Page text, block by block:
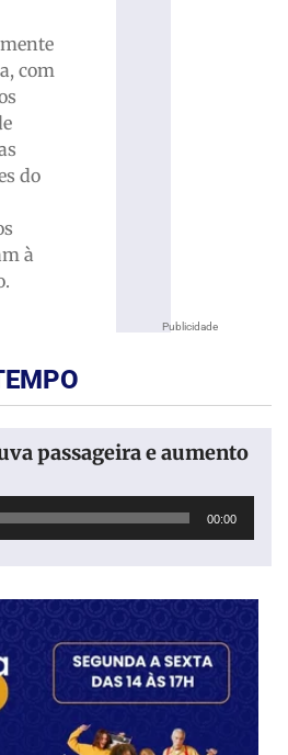
com
do
à
Publicidade
passageira e aumento
00:00